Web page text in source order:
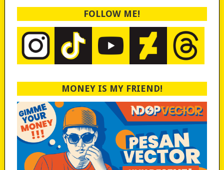
FOLLOW ME!
MONEY IS MY FRIEND!